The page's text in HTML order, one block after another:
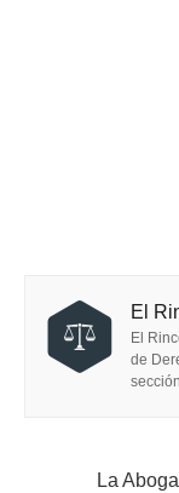
El
El
de
La